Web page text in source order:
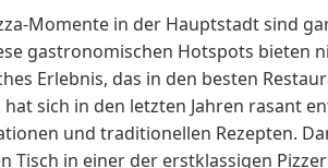
Momente in der Hauptstadt sind
gastronomischen Hotspots bieten
Erlebnis, das in den besten
hat sich in den letzten Jahren rasant
und traditionellen Rezepten.
Tisch in einer der erstklassigen